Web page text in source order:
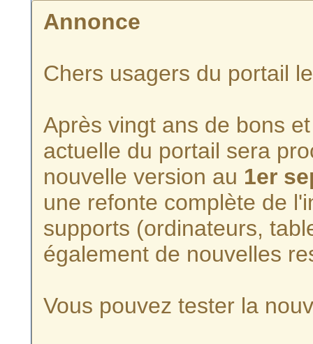
Annonce
Chers usagers du portail
Après vingt ans de bons
actuelle du portail sera
nouvelle version au 1er
une refonte complète de
supports (ordinateurs,
également de nouvelles
Vous pouvez tester la